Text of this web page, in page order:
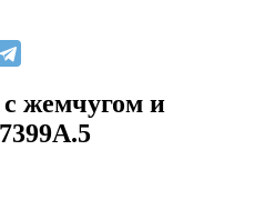
с жемчугом и